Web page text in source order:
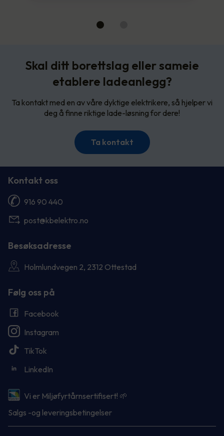
Skal ditt borettslag eller sameie
etablere ladeanlegg?
Ta kontakt med en av våre dyktige elektrikere, så hjelper vi
deg å finne riktige lade-løsning for dere!
Ta kontakt
Kontakt oss
916 90 440
post@kbelektro.no
Besøksadresse
Holmlundvegen 2, 2312 Ottestad
Følg oss på
Facebook
Instagram
TikTok
LinkedIn
Vi er Miljøfyrtårnsertifisert! 🌱
Salgs -og leveringsbetingelser